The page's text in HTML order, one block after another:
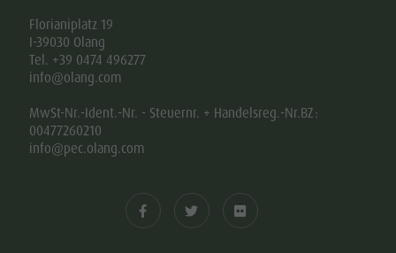
Florianiplatz 19
I-39030 Olang
Tel. +39 0474 496277
info@olang.com
MwSt-Nr.-Ident.-Nr. - Steuernr. + Handelsreg.-Nr.BZ:
00477260210
info@pec.olang.com